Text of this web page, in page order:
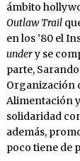
ámbito
Outlaw Trail
en los ’80 el
undery se
parte,
Organización
Alimentación
solidaridad
además,
poco tiene de